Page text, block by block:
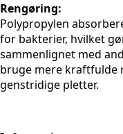
Rengøring:
Polypropylen
for bakterier, hvilket
sammenlignet med
bruge mere kraftfulde
genstridige pletter.